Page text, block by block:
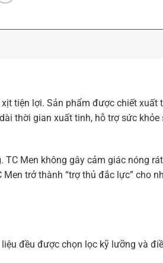
tiện lợi. Sản phẩm được chiết xuất
thời gian xuất tinh, hỗ trợ sức
Men không gây cảm giác nóng
trở thành “trợ thủ đắc lực” cho
đều được chọn lọc kỹ lưỡng và